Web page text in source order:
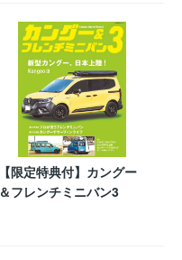
【限定特典付】カングー
＆フレンチミニバン3